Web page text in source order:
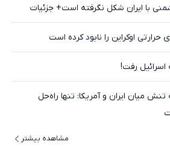
با ایران شکل نگرفته است+ جزئیات
اوکراین را نابود کرده است
اسرائیل رفت!
میان ایران و آمریکا: تنها راه‌حل
مشاهده بیشتر